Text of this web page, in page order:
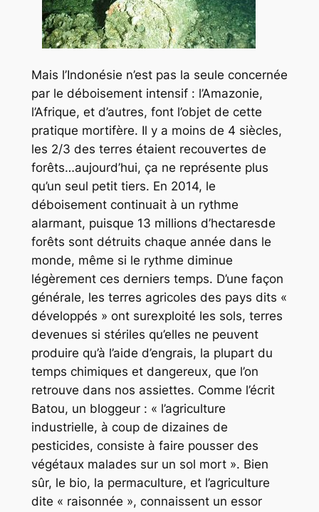
Mais l’Indonésie n’est pas la seule concernée
par le déboisement intensif : l’Amazonie,
l’Afrique, et d’autres, font l’objet de cette
pratique mortifère. Il y a moins de 4 siècles,
les 2/3 des terres étaient recouvertes de
forêts…aujourd’hui, ça ne représente plus
qu’un seul petit tiers. En 2014, le
déboisement continuait à un rythme
alarmant, puisque 13 millions d’hectaresde
forêts sont détruits chaque année dans le
monde, même si le rythme diminue
légèrement ces derniers temps. D’une façon
générale, les terres agricoles des pays dits «
développés » ont surexploité les sols, terres
devenues si stériles qu’elles ne peuvent
produire qu’à l’aide d’engrais, la plupart du
temps chimiques et dangereux, que l’on
retrouve dans nos assiettes. Comme l’écrit
Batou, un bloggeur : « l’agriculture
industrielle, à coup de dizaines de
pesticides, consiste à faire pousser des
végétaux malades sur un sol mort ». Bien
sûr, le bio, la permaculture, et l’agriculture
dite « raisonnée », connaissent un essor